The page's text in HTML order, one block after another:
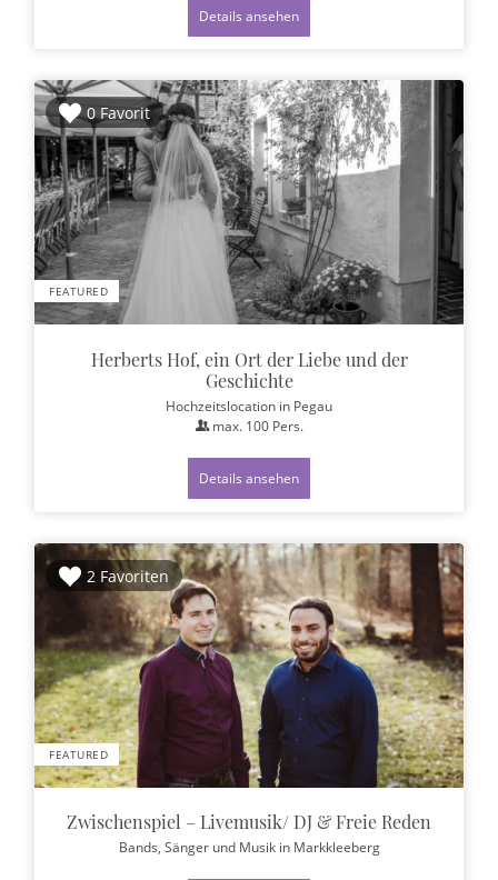
Details ansehen
0 Favorit
FEATURED
Herberts Hof, ein Ort der Liebe und der
Geschichte
Hochzeitslocation in Pegau
max. 100Pers.
Details ansehen
2 Favoriten
FEATURED
Zwischenspiel – Livemusik/ DJ & Freie Reden
Bands, Sänger und Musik in Markkleeberg